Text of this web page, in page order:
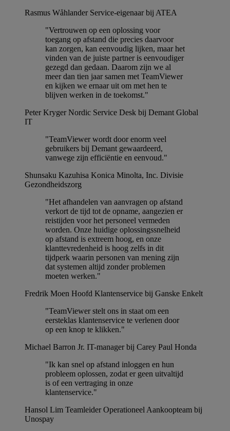
Rasmus Wåhlander Service-eigenaar bij ATEA
"Vertrouwen op een oplossing voor
toegang op afstand die precies daarvoor
kan zorgen, kan eenvoudig lijken, maar het
vinden van de juiste partner is eenvoudiger
gezegd dan gedaan. Daarom zijn we al
meer dan tien jaar samen met TeamViewer
en kijken we ernaar uit om met hen te
blijven werken in de toekomst."
Peter Kryger Nordic Service Desk bij Demant Global
IT
"TeamViewer wordt door enorm veel
gebruikers bij Demant gewaardeerd,
vanwege zijn efficiëntie en eenvoud."
Shunsaku Kazuhisa Konica Minolta, Inc. Divisie
Gezondheidszorg
"Het afhandelen van aanvragen op afstand
verkort de tijd tot de opname, aangezien er
reistijden voor het personeel vermeden
worden. Onze huidige oplossingssnelheid
op afstand is extreem hoog, en onze
klanttevredenheid is hoog zelfs in dit
tijdperk waarin personen van mening zijn
dat systemen altijd zonder problemen
moeten werken."
Fredrik Moen Hoofd Klantenservice bij Ganske Enkelt
"TeamViewer stelt ons in staat om een
eersteklas klantenservice te verlenen door
op een knop te klikken."
Michael Barron Jr. IT-manager bij Carey Paul Honda
"Ik kan snel op afstand inloggen en hun
probleem oplossen, zodat er geen uitvaltijd
is of een vertraging in onze
klantenservice."
Hansol Lim Teamleider Operationeel Aankoopteam bij
Unospay